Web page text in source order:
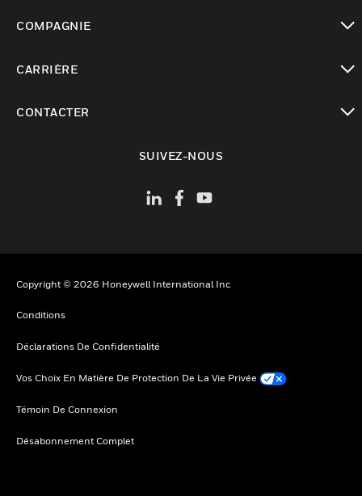
COMPAGNIE
CARRIÈRE
CONTACTER
SUIVEZ-NOUS
Copyright © 2026 Honeywell International Inc
Conditions
Déclarations De Confidentialité
Vos Choix En Matière De Protection De La Vie Privée
Témoin De Connexion
Désabonnement Complet